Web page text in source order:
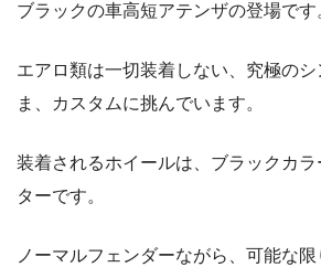
ブラックの車高短アテンザの登場です
エアロ類は一切装着しない、究極のシ
ま、カスタムに挑んでいます。
装着されるホイールは、ブラックカ
ターです。
ノーマルフェンダーながら、可能な